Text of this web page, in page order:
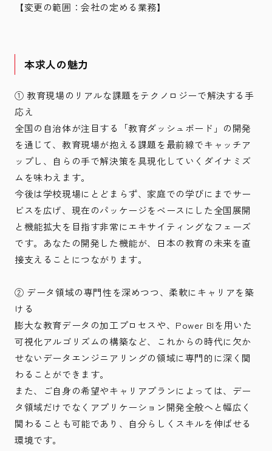
【変更の範囲：会社の定める業務】
本求人の魅力
① 教育現場のリアルな課題をテクノロジーで解決する手
応え
全国の自治体が注目する「教育ダッシュボード」の開発
を通じて、教育現場が抱える課題を最前線でキャッチア
ップし、自らの手で解決策を具現化していくダイナミズ
ムを味わえます。
今後は学校現場にとどまらず、家庭での学びにまでサー
ビスを広げ、現在のパッケージをベースにした全国展開
と機能拡大を目指す非常にエキサイティングなフェーズ
です。あなたの開発した機能が、日本の教育の未来を直
接支えることにつながります。
② データ領域の専門性を深めつつ、柔軟にキャリアを築
ける
膨大な教育データの加工プロセスや、Power BIを用いた
可視化アルゴリズムの構築など、これからの時代に欠か
せないデータエンジニアリングの領域に専門的に深く関
わることができます。
また、ご自身の希望やキャリアプランによっては、デー
タ領域だけでなくアプリケーション開発全般へと幅広く
関わることも可能であり、自分らしくスキルを伸ばせる
環境です。